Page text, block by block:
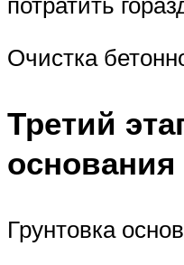
Очистка
Третий
основания
Грунтовка